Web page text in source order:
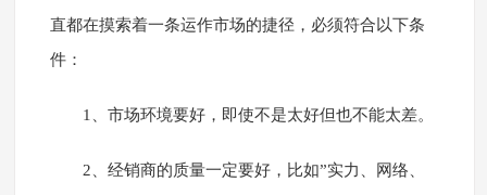
直都在摸索着一条运作市场的捷径，必须符合以下条
件：
1、市场环境要好，即使不是太好但也不能太差。
2、经销商的质量一定要好，比如”实力、网络、